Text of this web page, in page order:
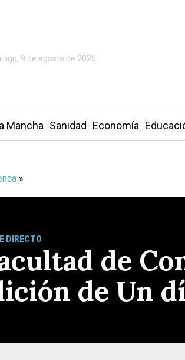
9 de agosto de 2026
Mancha Sanidad Economía
»
DIRECTO
de
de Un